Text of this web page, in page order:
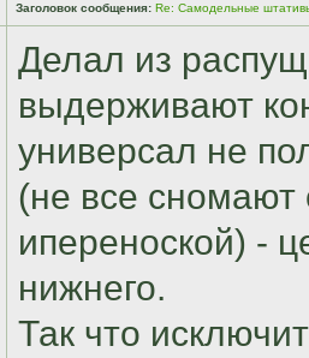
Заголовок сообщения: Re: Самодельные
Делал из
выдерживают
универсал не
(не все сномают
ипереноской) -
нижнего.
Так что